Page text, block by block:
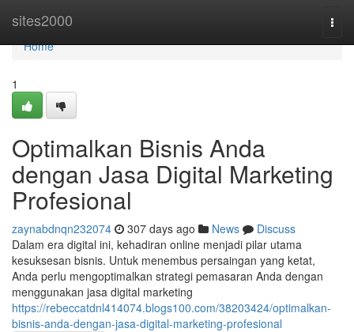
sites2000
Home
Home
1
Optimalkan Bisnis Anda
dengan Jasa Digital Marketing
Profesional
zaynabdnqn232074 307 days ago News
Discuss
Dalam era digital ini, kehadiran online menjadi pilar utama
kesuksesan bisnis. Untuk menembus persaingan yang ketat,
Anda perlu mengoptimalkan strategi pemasaran Anda dengan
menggunakan jasa digital marketing
https://rebeccatdnl414074.blogs100.com/38203424/optimalkan-
bisnis-anda-dengan-jasa-digital-marketing-profesional